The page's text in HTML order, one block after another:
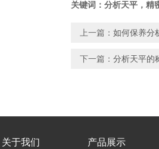
关键词： 分析天平 ，精
上一篇： 如何保养分
下一篇： 分析天平的
关于我们 产品展示